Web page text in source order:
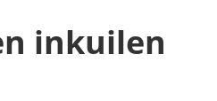
inkuilen